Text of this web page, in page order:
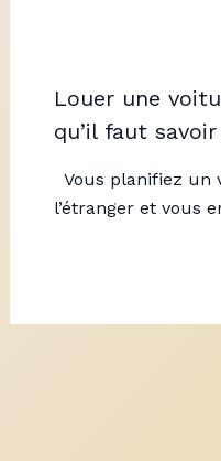
Louer une
qu’il faut
Vous planifiez un
l’étranger et vous